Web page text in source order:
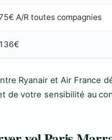
A/R toutes compagnies
136€
Ryanair et Air France
de votre sensibilité au